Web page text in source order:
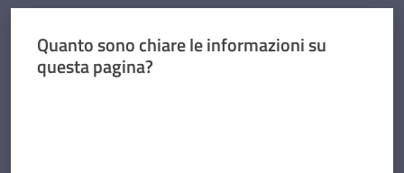
Quanto sono chiare le informazioni su
questa pagina?